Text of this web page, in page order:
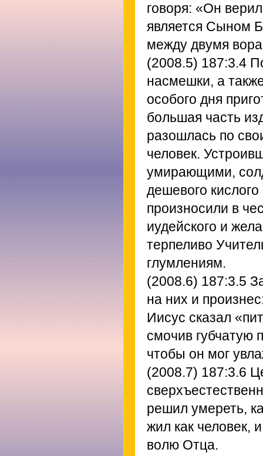
говоря: «Он
является Сыном
между двумя
(2008.5) 187:3.4
насмешки, а
особого дня
большая часть
разошлась по
человек.
умирающими,
дешевого
произносили в
иудейского и
терпеливо
глумлениям.
(2008.6) 187:3.5
на них и
Иисус сказал
смочив губчатую
чтобы он мог
(2008.7) 187:3.6
решил умереть,
жил как человек,
волю Отца.